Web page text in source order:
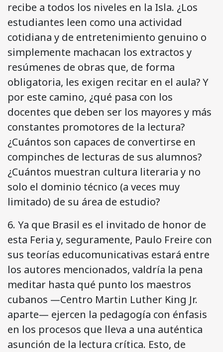
recibe a todos los niveles en la Isla. ¿Los
estudiantes leen como una actividad
cotidiana y de entretenimiento genuino o
simplemente machacan los extractos y
resúmenes de obras que, de forma
obligatoria, les exigen recitar en el aula? Y
por este camino, ¿qué pasa con los
docentes que deben ser los mayores y más
constantes promotores de la lectura?
¿Cuántos son capaces de convertirse en
compinches de lecturas de sus alumnos?
¿Cuántos muestran cultura literaria y no
solo el dominio técnico (a veces muy
limitado) de su área de estudio?
6. Ya que Brasil es el invitado de honor de
esta Feria y, seguramente, Paulo Freire con
sus teorías educomunicativas estará entre
los autores mencionados, valdría la pena
meditar hasta qué punto los maestros
cubanos —Centro Martin Luther King Jr.
aparte— ejercen la pedagogía con énfasis
en los procesos que lleva a una auténtica
asunción de la lectura crítica. Esto, de